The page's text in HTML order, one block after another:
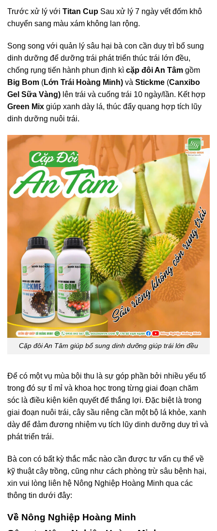
Trước xử lý với Titan Cup Sau xử lý 7 ngày vết đốm khô
chuyển sang màu xám không lan rộng.
Song song với quản lý sâu hại bà con cần duy trì bổ sung
dinh dưỡng để dưỡng trái phát triển thúc trái lớn đều,
chống rụng tiến hành phun định kì cặp đôi An Tâm gồm
Big Bom (Lớn Trái Hoàng Minh) và Stickme (Canxibo
Gel Sữa Vàng) lên trái và cuống trái 10 ngày/lần. Kết hợp
Green Mix giúp xanh dày lá, thúc đẩy quang hợp tích lũy
dinh dưỡng nuôi trái.
Cặp đôi An Tâm giúp bổ sung dinh dưỡng giúp trái lớn đều
Để có một vụ mùa bội thu là sự góp phần bởi nhiều yếu tố
trong đó sự tỉ mỉ và khoa học trong từng giai đoạn chăm
sóc là điều kiện kiên quyết để thắng lợi. Đặc biệt là trong
giai đoạn nuôi trái, cây sầu riêng cần một bộ lá khỏe, xanh
dày để đảm đương nhiệm vụ tích lũy dinh dưỡng duy trì và
phát triển trái.
Bà con có bất kỳ thắc mắc nào cần được tư vấn cụ thể về
kỹ thuật cây trồng, cũng như cách phòng trừ sâu bệnh hại,
xin vui lòng liên hệ Nông Nghiệp Hoàng Minh qua các
thông tin dưới đây:
Về Nông Nghiệp Hoàng Minh